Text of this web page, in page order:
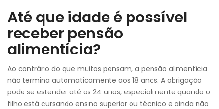
Até que idade é possível
receber pensão
alimentícia?
Ao contrário do que muitos pensam, a pensão alimentícia
não termina automaticamente aos 18 anos. A obrigação
pode se estender até os 24 anos, especialmente quando o
filho está cursando ensino superior ou técnico e ainda não